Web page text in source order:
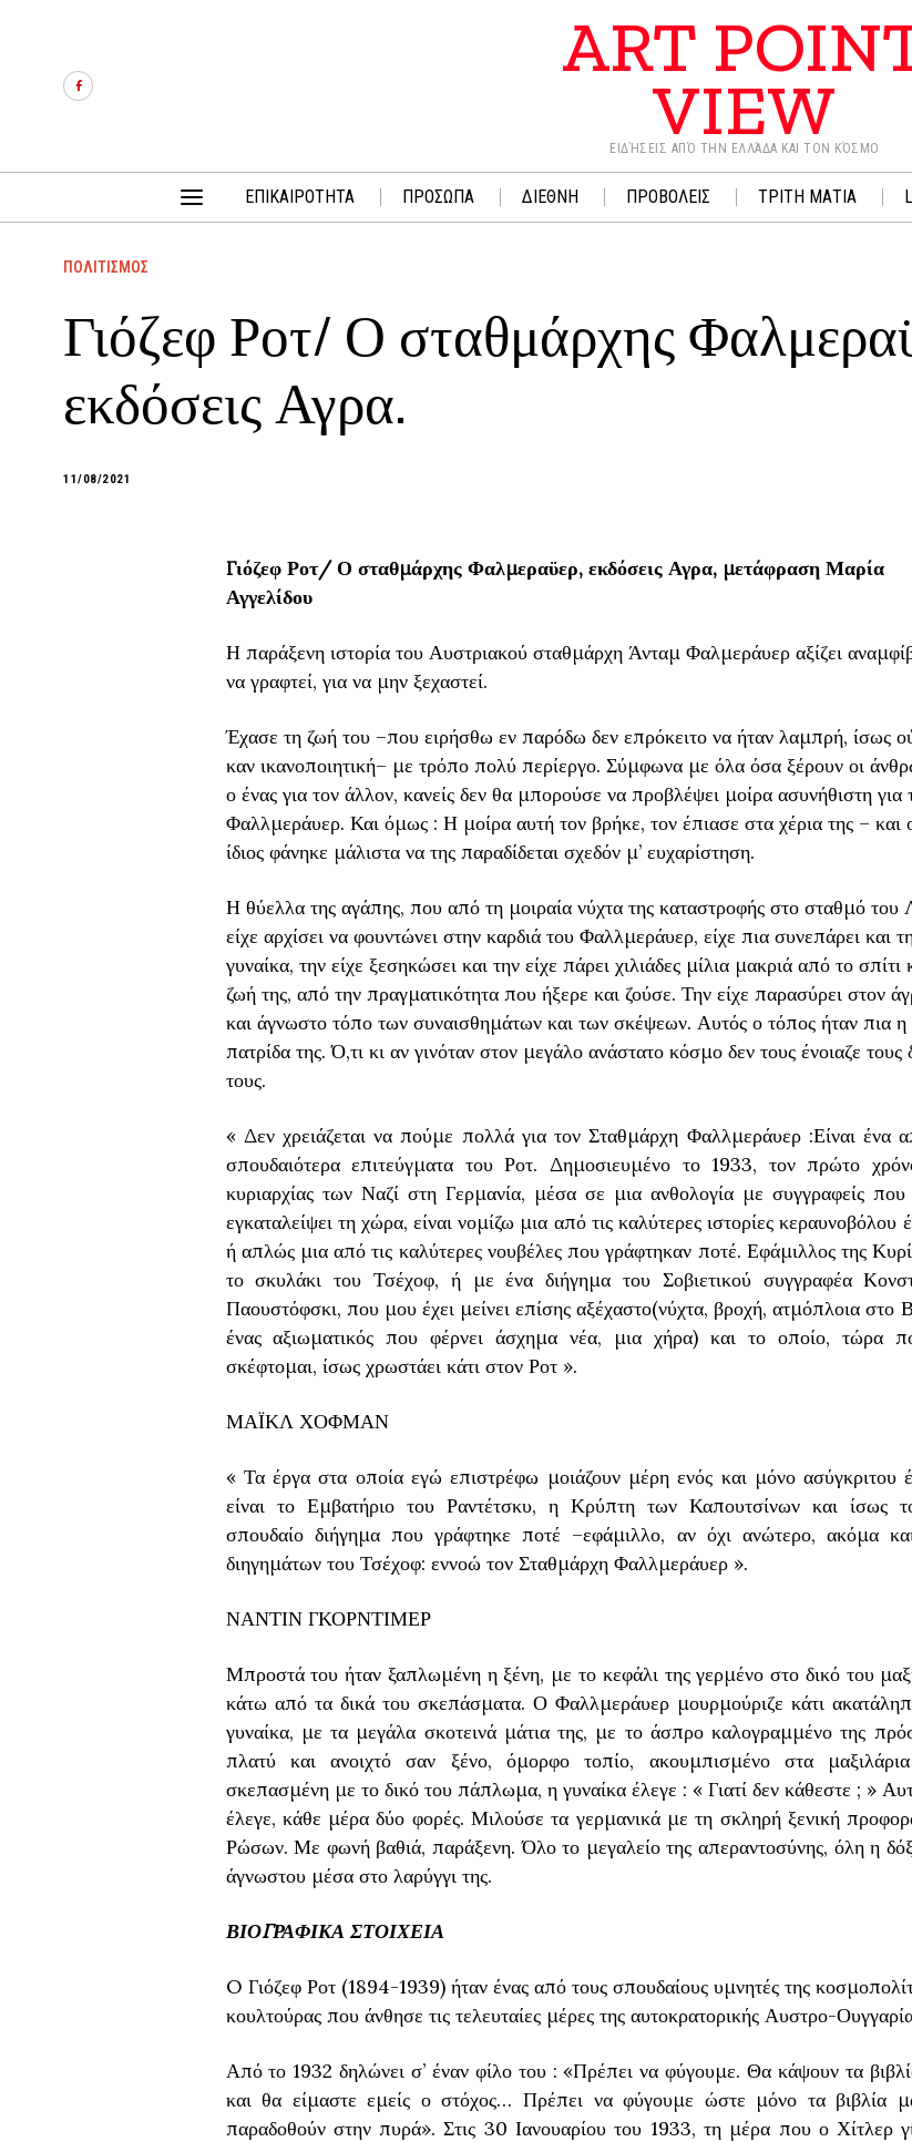
ART
VIEW
ΕΙΔΉΣΕΙΣ ΑΠΌ ΤΗΝ ΕΛΛΆΔΑ ΚΑΙ ΤΟΝ ΚΌΣΜΟ
ΕΠΙΚΑΙΡΟΤΗΤΑ ΠΡΟΣΩΠΑ ΔΙΕΘΝΗ ΠΡΟΒΟΛΕΙΣ ΤΡΙΤΗ ΜΑΤΙΑ
ΠΟΛΙΤΙΣΜΟΣ
Γιόζεφ Ροτ/ Ο σταθμάρχης
εκδόσεις Αγρα.
11/08/2021
Γιόζεφ Ροτ/ Ο σταθμάρχης Φαλμεραϋερ, εκδόσεις Αγρα, μετάφραση Μαρία
Αγγελίδου
Η παράξενη ιστορία του Αυστριακού σταθμάρχη Άνταμ Φαλμεράυερ αξίζει
να γραφτεί, για να μην ξεχαστεί.
Έχασε τη ζωή του –που ειρήσθω εν παρόδω δεν επρόκειτο να ήταν λαμπρή, ίσως
καν ικανοποιητική– με τρόπο πολύ περίεργο. Σύμφωνα με όλα όσα ξέρουν οι
ο ένας για τον άλλον, κανείς δεν θα μπορούσε να προβλέψει μοίρα ασυνήθιστη για
Φαλλμεράυερ. Και όμως : Η μοίρα αυτή τον βρήκε, τον έπιασε στα χέρια της – και
ίδιος φάνηκε μάλιστα να της παραδίδεται σχεδόν μ’ ευχαρίστηση.
Η θύελλα της αγάπης, που από τη μοιραία νύχτα της καταστροφής στο σταθμό του
είχε αρχίσει να φουντώνει στην καρδιά του Φαλλμεράυερ, είχε πια συνεπάρει και
γυναίκα, την είχε ξεσηκώσει και την είχε πάρει χιλιάδες μίλια μακριά από το σπίτι
ζωή της, από την πραγματικότητα που ήξερε και ζούσε. Την είχε παρασύρει στον
και άγνωστο τόπο των συναισθημάτων και των σκέψεων. Αυτός ο τόπος ήταν πια η
πατρίδα της. Ό,τι κι αν γινόταν στον μεγάλο ανάστατο κόσμο δεν τους ένοιαζε τους
τους.
« Δεν χρειάζεται να πούμε πολλά για τον Σταθμάρχη Φαλλμεράυερ :Είναι ένα
σπουδαιότερα επιτεύγματα του Ροτ. Δημοσιευμένο το 1933, τον πρώτο
κυριαρχίας των Ναζί στη Γερμανία, μέσα σε μια ανθολογία με συγγραφείς που
εγκαταλείψει τη χώρα, είναι νομίζω μια από τις καλύτερες ιστορίες κεραυνοβόλου
ή απλώς μια από τις καλύτερες νουβέλες που γράφτηκαν ποτέ. Εφάμιλλος της
το σκυλάκι του Τσέχοφ, ή με ένα διήγημα του Σοβιετικού συγγραφέα
Παουστόφσκι, που μου έχει μείνει επίσης αξέχαστο(νύχτα, βροχή, ατμόπλοια στο
ένας αξιωματικός που φέρνει άσχημα νέα, μια χήρα) και το οποίο, τώρα
σκέφτομαι, ίσως χρωστάει κάτι στον Ροτ ».
ΜΑΪΚΛ ΧΟΦΜΑΝ
« Τα έργα στα οποία εγώ επιστρέφω μοιάζουν μέρη ενός και μόνο ασύγκριτου
είναι το Εμβατήριο του Ραντέτσκυ, η Κρύπτη των Καπουτσίνων και ίσως
σπουδαίο διήγημα που γράφτηκε ποτέ –εφάμιλλο, αν όχι ανώτερο, ακόμα
διηγημάτων του Τσέχοφ: εννοώ τον Σταθμάρχη Φαλλμεράυερ ».
ΝΑΝΤΙΝ ΓΚΟΡΝΤΙΜΕΡ
Μπροστά του ήταν ξαπλωμένη η ξένη, με το κεφάλι της γερμένο στο δικό του
κάτω από τα δικά του σκεπάσματα. Ο Φαλλμεράυερ μουρμούριζε κάτι
γυναίκα, με τα μεγάλα σκοτεινά μάτια της, με το άσπρο καλογραμμένο της
πλατύ και ανοιχτό σαν ξένο, όμορφο τοπίο, ακουμπισμένο στα
σκεπασμένη με το δικό του πάπλωμα, η γυναίκα έλεγε : « Γιατί δεν κάθεστε ; »
έλεγε, κάθε μέρα δύο φορές. Μιλούσε τα γερμανικά με τη σκληρή ξενική
Ρώσων. Με φωνή βαθιά, παράξενη. Όλο το μεγαλείο της απεραντοσύνης, όλη η
άγνωστου μέσα στο λαρύγγι της.
ΒΙΟΓΡΑΦΙΚΑ ΣΤΟΙΧΕΙΑ
O Γιόζεφ Ροτ (1894-1939) ήταν ένας από τους σπουδαίους υμνητές της
κουλτούρας που άνθησε τις τελευταίες μέρες της αυτοκρατορικής Αυστρο-
Από το 1932 δηλώνει σ’ έναν φίλο του : «Πρέπει να φύγουμε. Θα κάψουν τα
και θα είμαστε εμείς ο στόχος… Πρέπει να φύγουμε ώστε μόνο τα βιβλία
παραδοθούν στην πυρά». Στις 30 Ιανουαρίου του 1933, τη μέρα που ο Χίτλερ